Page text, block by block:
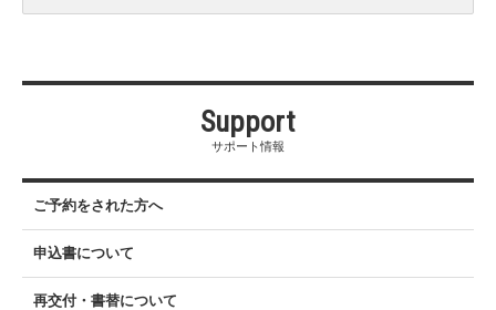
Support
サポート情報
ご予約をされた方へ
申込書について
再交付・書替について